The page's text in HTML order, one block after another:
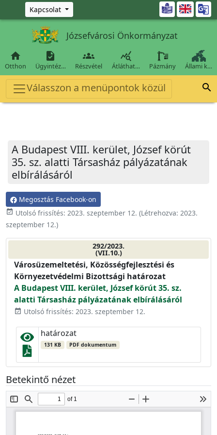
Ugrás a fő tartalomra
Kapcsolat 
Józsefvárosi Önkormányzat

Otthon

Ügyintéz…

Részvétel

Átláthat… Pázmány Állami k…
Válasszon a menüpontok közül 
A Budapest VIII. kerület, József körút
35. sz. alatti Társasház pályázatának
elbírálásáról
Megosztás Facebook-on
event_available Utolsó frissítés: 2023. szeptember 12. (Létrehozva: 2023.
szeptember 12.)
292/2023.
(VII.10.)
Városüzemeltetési, Közösségfejlesztési és
Környezetvédelmi Bizottsági határozat
A Budapest VIII. kerület, József körút 35. sz.
alatti Társasház pályázatának elbírálásáról
event_available Utolsó frissítés: 2023. szeptember 12.
határozat
131 KB PDF dokumentum
Betekintő nézet